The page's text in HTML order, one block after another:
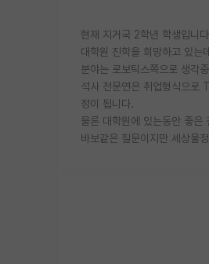
현재 지거국 2학년 학생입니
대학원 진학을 희망하고 있는
분야는 로보틱스쪽으로 생각
석사 전문연은 취업형식으로
정이 됩니다.
물론 대학원에 있는동안 좋은
바보같은 질문이지만 세상물